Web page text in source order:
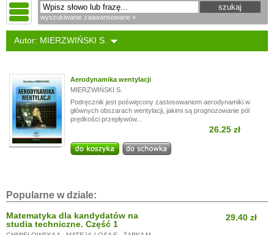
wyszukiwanie zaawansowane »
Autor: MIERZWIŃSKI S.
Aerodynamika wentylacji
MIERZWIŃSKI S.
Podręcznik jest poświęcony zastosowaniom aerodynamiki w
głównych obszarach wentylacji, jakimi są prognozowanie pól
prędkości przepływów...
26.25 zł
Popularne w dziale:
Matematyka dla kandydatów na
studia techniczne. Część 1
29.40 zł